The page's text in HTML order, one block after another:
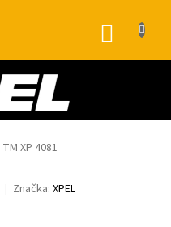
TM XP 4081
Značka: XPEL